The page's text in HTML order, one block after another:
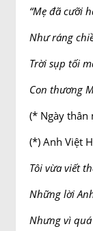
“Mẹ đã cưỡi
Như ráng
Trời sụp tối
Con thương
(* Ngày thân
(*) Anh Việt
Tôi vừa viết
Những lời
Nhưng vì